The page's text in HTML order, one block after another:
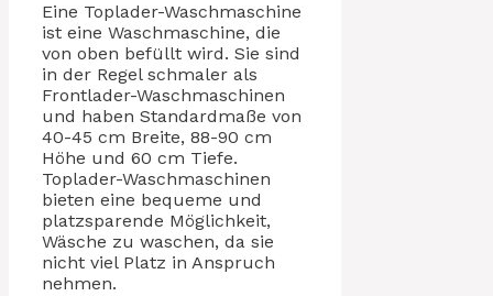
Eine Toplader-Waschmaschine
ist eine Waschmaschine, die
von oben befüllt wird. Sie sind
in der Regel schmaler als
Frontlader-Waschmaschinen
und haben Standardmaße von
40-45 cm Breite, 88-90 cm
Höhe und 60 cm Tiefe.
Toplader-Waschmaschinen
bieten eine bequeme und
platzsparende Möglichkeit,
Wäsche zu waschen, da sie
nicht viel Platz in Anspruch
nehmen.